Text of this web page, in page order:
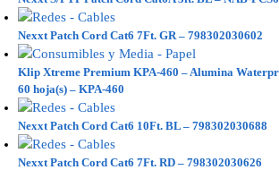
Nexxt Patch Cord Cat6 7Ft. GR – 798302030602
Klip Xtreme Premium KPA-460 – Alumina
60 hoja(s) – KPA-460
Nexxt Patch Cord Cat6 10Ft. BL – 798302030688
Nexxt Patch Cord Cat6 7Ft. RD – 798302030626